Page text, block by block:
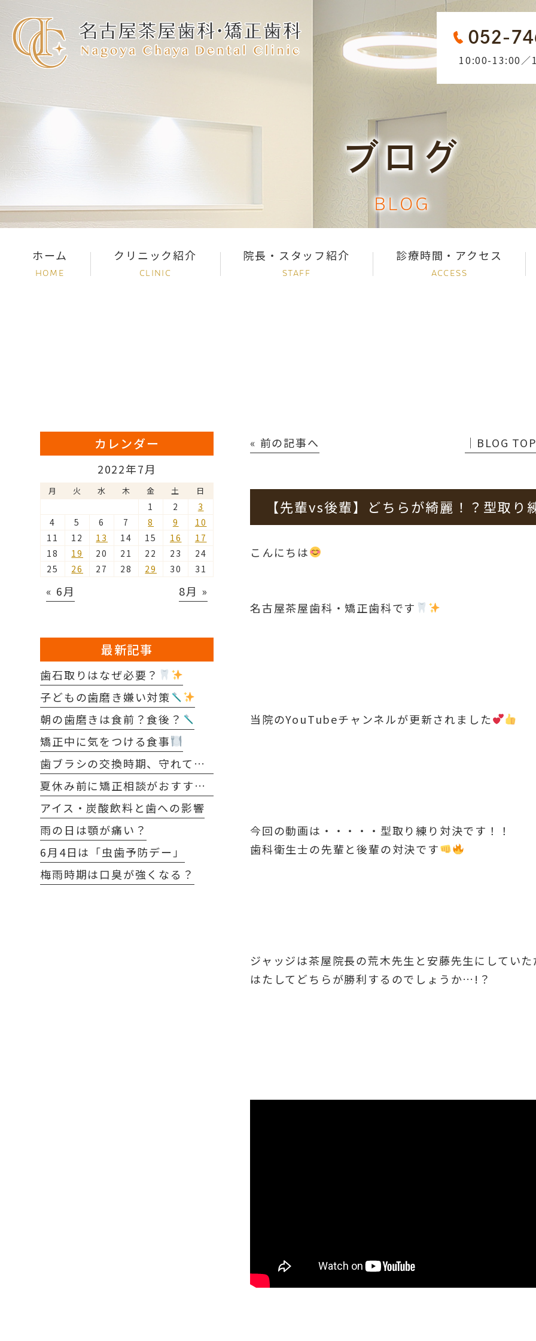
052-
10:00-13:00／
ブログ
BLOG
ホーム
HOME
クリニック紹介
CLINIC
院長・スタッフ紹介
STAFF
診療時間・アクセス
ACCESS
« 前の記事へ │BLOG
【先輩vs後輩】どちらが綺麗！？型取り
こんにちは
名古屋茶屋歯科・矯正歯科です
当院のYouTubeチャンネルが更新されました
今回の動画は・・・・・型取り練り対決です！！
歯科衛生士の先輩と後輩の対決です
ジャッジは茶屋院長の荒木先生と安藤先生にしていた
はたしてどちらが勝利するのでしょうか…!？
カレンダー
2022年7月
月 火 水 木 金 土 日
1 2
3
4
5 6 7 8 9
10
11
12 13 14 15 16
17
18
19 20 21 22 23
24
25
26 27 28 29 30 31
« 6月 8月 »
最新記事
歯石取りはなぜ必要？
子どもの歯磨き嫌い対策
朝の歯磨きは食前？食後？
矯正中に気をつける食事
歯ブラシの交換時期、守れていますか？
夏休み前に矯正相談がおすすめな理由
アイス・炭酸飲料と歯への影響
雨の日は顎が痛い？
6月4日は「虫歯予防デー」
梅雨時期は口臭が強くなる？